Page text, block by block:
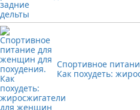
Спортивное
Как похудеть: